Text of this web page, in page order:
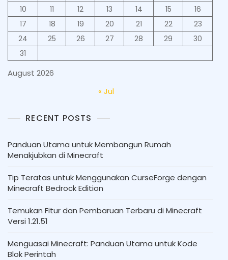
August 2026
10
11 12 13 14 15
16
17
18 19 20 21 22
23
24
25 26 27 28 29
30
31
« Jul
RECENT POSTS
Panduan Utama untuk Membangun Rumah
Menakjubkan di Minecraft
Tip Teratas untuk Menggunakan CurseForge dengan
Minecraft Bedrock Edition
Temukan Fitur dan Pembaruan Terbaru di Minecraft
Versi 1.21.51
Menguasai Minecraft: Panduan Utama untuk Kode
Blok Perintah